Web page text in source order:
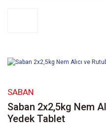
SABAN
Saban 2x2,5kg Nem
Yedek Tablet